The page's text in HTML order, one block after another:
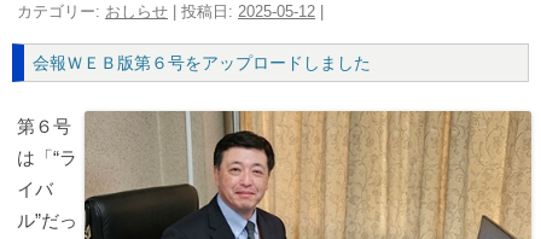
カテゴリー: おしらせ | 投稿日: 2025-05-12 |
会報ＷＥＢ版第６号をアップロードしました
第６号
は「“ラ
イバ
ル”だっ